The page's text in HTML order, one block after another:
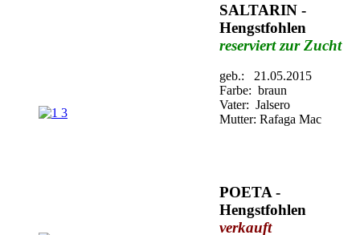
SALTARIN -
Hengstfohlen
reserviert zur Zucht
geb.: 21.05.2015
Farbe: braun
Vater: Jalsero
Mutter: Rafaga Mac
POETA -
Hengstfohlen
verkauft